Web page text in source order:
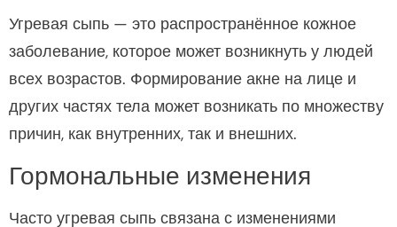
Угревая сыпь — это распространённое кожное
заболевание, которое может возникнуть у людей
всех возрастов. Формирование акне на лице и
других частях тела может возникать по множеству
причин, как внутренних, так и внешних.
Гормональные изменения
Часто угревая сыпь связана с изменениями